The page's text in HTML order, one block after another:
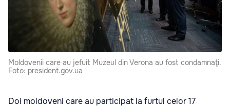
Moldovenii care au jefuit Muzeul din Verona au fost condamnaţi.
Foto: president.gov.ua
Doi moldoveni care au participat la furtul celor 17